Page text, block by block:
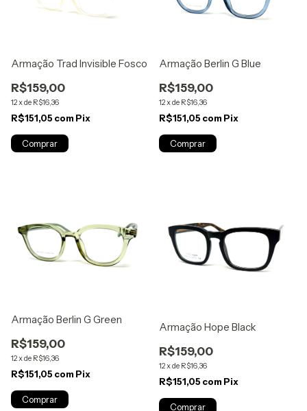
Armação Trad Invisible Fosco
R$159,00
12xde R$16,36
R$151,05 com Pix
Armação Berlin G Blue
R$159,00
12xde R$16,36
R$151,05 com Pix
Armação Berlin G Green
R$159,00
12xde R$16,36
R$151,05 com Pix
Armação Hope Black
R$159,00
12xde R$16,36
R$151,05 com Pix